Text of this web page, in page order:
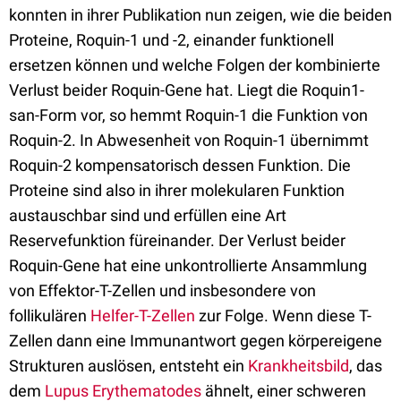
konnten in ihrer Publikation nun zeigen, wie die beiden
Proteine, Roquin-1 und -2, einander funktionell
ersetzen können und welche Folgen der kombinierte
Verlust beider Roquin-Gene hat. Liegt die Roquin1-
san-Form vor, so hemmt Roquin-1 die Funktion von
Roquin-2. In Abwesenheit von Roquin-1 übernimmt
Roquin-2 kompensatorisch dessen Funktion. Die
Proteine sind also in ihrer molekularen Funktion
austauschbar sind und erfüllen eine Art
Reservefunktion füreinander. Der Verlust beider
Roquin-Gene hat eine unkontrollierte Ansammlung
von Effektor-T-Zellen und insbesondere von
follikulären Helfer-T-Zellen zur Folge. Wenn diese T-
Zellen dann eine Immunantwort gegen körpereigene
Strukturen auslösen, entsteht ein Krankheitsbild, das
dem Lupus Erythematodes ähnelt, einer schweren